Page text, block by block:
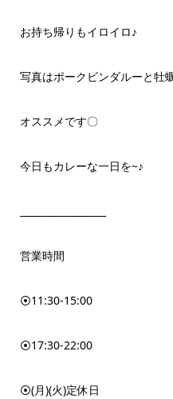
お持ち帰りもイロイロ♪
写真はポークビンダルーと牡
オススメです〇
今日もカレーな一日を~♪
営業時間
⦿11:30-15:00
⦿17:30-22:00
⦿(月)(火)定休日